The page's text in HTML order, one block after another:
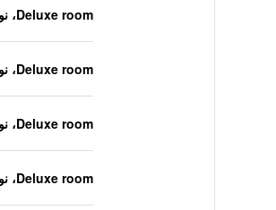
Deluxe room، نوع السرير غير معروف
Deluxe room، نوع السرير غير معروف
Deluxe room، نوع السرير غير معروف
Deluxe room، نوع السرير غير معروف